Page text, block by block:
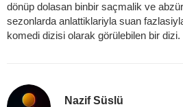
dönüp dolasan binbir saçmalik ve
sezonlarda anlattiklariyla suan
komedi dizisi olarak görülebilen bir dizi.
Nazif Süslü